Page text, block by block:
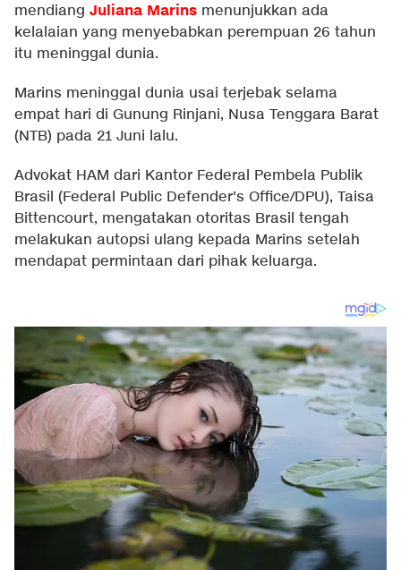
mendiang Juliana Marins menunjukkan ada
kelalaian yang menyebabkan perempuan 26 tahun
itu meninggal dunia.
Marins meninggal dunia usai terjebak selama
empat hari di Gunung Rinjani, Nusa Tenggara Barat
(NTB) pada 21 Juni lalu.
Advokat HAM dari Kantor Federal Pembela Publik
Brasil (Federal Public Defender's Office/DPU), Taisa
Bittencourt, mengatakan otoritas Brasil tengah
melakukan autopsi ulang kepada Marins setelah
mendapat permintaan dari pihak keluarga.